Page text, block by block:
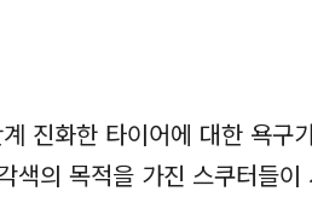
진화한 타이어에 대한 욕
색의 목적을 가진 스쿠터들